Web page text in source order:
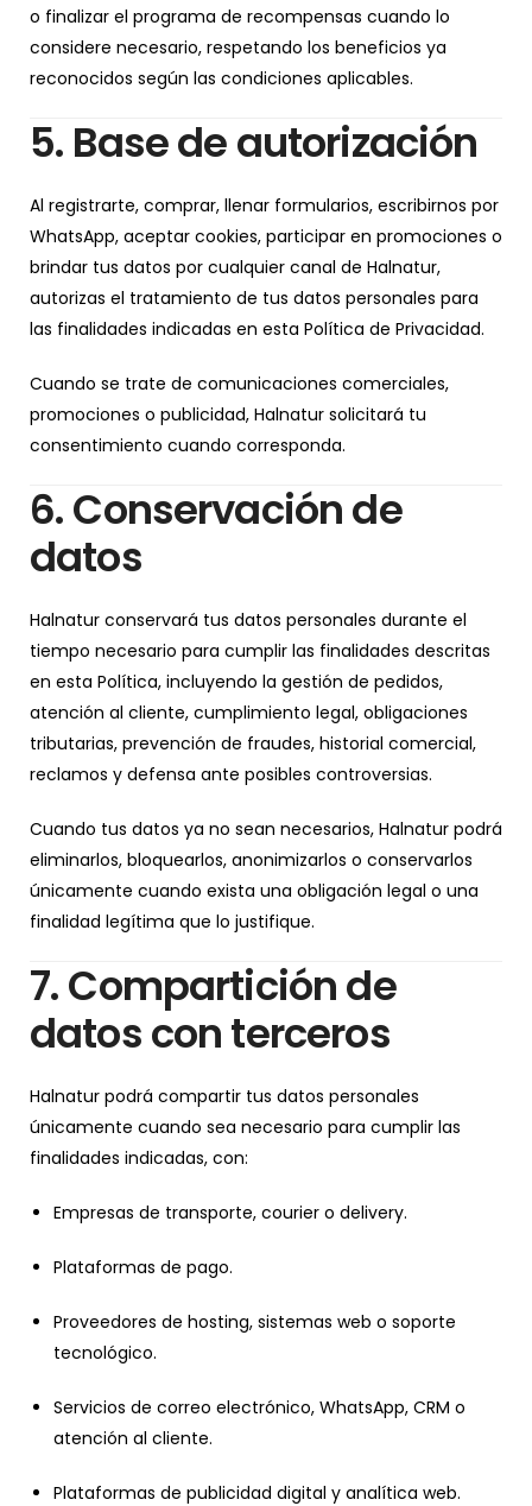
o finalizar el programa de recompensas cuando lo
considere necesario, respetando los beneficios ya
reconocidos según las condiciones aplicables.
5. Base de autorización
Al registrarte, comprar, llenar formularios, escribirnos por
WhatsApp, aceptar cookies, participar en promociones o
brindar tus datos por cualquier canal de Halnatur,
autorizas el tratamiento de tus datos personales para
las finalidades indicadas en esta Política de Privacidad.
Cuando se trate de comunicaciones comerciales,
promociones o publicidad, Halnatur solicitará tu
consentimiento cuando corresponda.
6. Conservación de
datos
Halnatur conservará tus datos personales durante el
tiempo necesario para cumplir las finalidades descritas
en esta Política, incluyendo la gestión de pedidos,
atención al cliente, cumplimiento legal, obligaciones
tributarias, prevención de fraudes, historial comercial,
reclamos y defensa ante posibles controversias.
Cuando tus datos ya no sean necesarios, Halnatur podrá
eliminarlos, bloquearlos, anonimizarlos o conservarlos
únicamente cuando exista una obligación legal o una
finalidad legítima que lo justifique.
7. Compartición de
datos con terceros
Halnatur podrá compartir tus datos personales
únicamente cuando sea necesario para cumplir las
finalidades indicadas, con:
Empresas de transporte, courier o delivery.
Plataformas de pago.
Proveedores de hosting, sistemas web o soporte
tecnológico.
Servicios de correo electrónico, WhatsApp, CRM o
atención al cliente.
Plataformas de publicidad digital y analítica web.